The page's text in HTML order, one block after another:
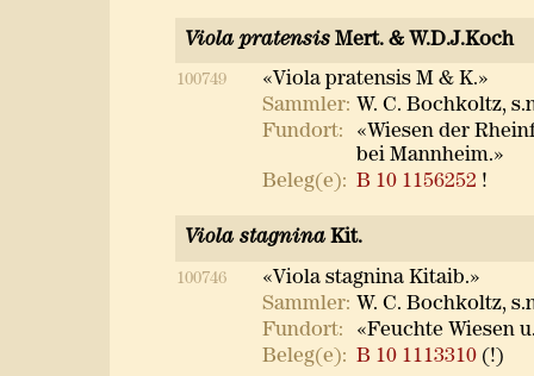
Viola pratensis Mert. & W.D.J.Koch
100749
«Viola pratensis M & K.»
Sammler: W. C. Bochkoltz,
Fundort:
«Wiesen der
bei Mannheim.»
Beleg(e): B 10 1156252 !
Viola stagnina Kit.
100746
«Viola stagnina Kitaib.»
Sammler: W. C. Bochkoltz,
Fundort:
«Feuchte Wiesen
Beleg(e): B 10 1113310 (!)